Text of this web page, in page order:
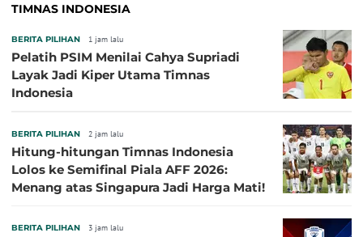
TIMNAS INDONESIA
BERITA PILIHAN 1 jam lalu
Pelatih PSIM Menilai Cahya Supriadi
Layak Jadi Kiper Utama Timnas
Indonesia
BERITA PILIHAN 2 jam lalu
Hitung-hitungan Timnas Indonesia
Lolos ke Semifinal Piala AFF 2026:
Menang atas Singapura Jadi Harga Mati!
BERITA PILIHAN 3 jam lalu